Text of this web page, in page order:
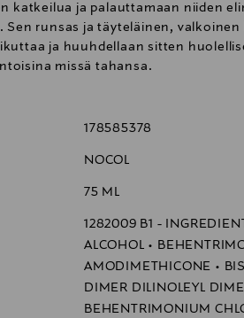
katkeilua ja palauttamaan niiden
runsas ja täyteläinen,
ja huuhdellaan sitten
missä tahansa.
178585378
NOCOL
75 ML
1282009 B1 -
ALCOHOL •
AMODIMETHICONE •
DIMER DILINOLEYL
BEHENTRIMONIUM